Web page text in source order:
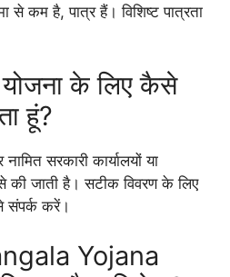
से कम है, पात्र हैं। विशिष्ट पात्रता
के लिए कैसे
हूं?
सरकारी कार्यालयों या
की जाती है। सटीक विवरण के लिए
संपर्क करें।
Yojana